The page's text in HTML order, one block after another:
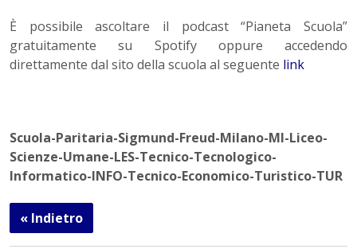
È possibile ascoltare il podcast “Pianeta Scuola”
gratuitamente su Spotify oppure accedendo
direttamente dal sito della scuola al seguente link
Scuola-Paritaria-Sigmund-Freud-Milano-MI-Liceo-
Scienze-Umane-LES-Tecnico-Tecnologico-
Informatico-INFO-Tecnico-Economico-Turistico-TUR
« Indietro